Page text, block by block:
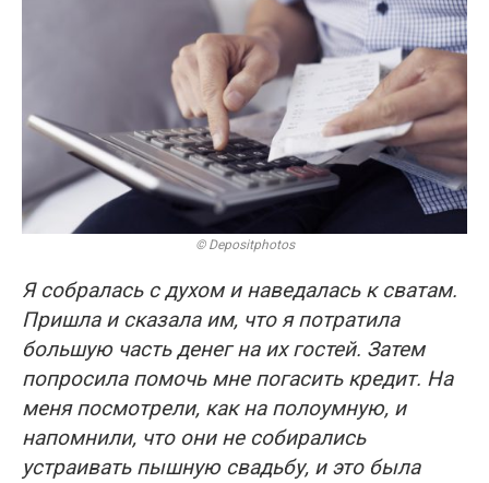
© Depositphotos
Я собралась с духом и наведалась к сватам.
Пришла и сказала им, что я потратила
большую часть денег на их гостей. Затем
попросила помочь мне погасить кредит. На
меня посмотрели, как на полоумную, и
напомнили, что они не собирались
устраивать пышную свадьбу, и это была